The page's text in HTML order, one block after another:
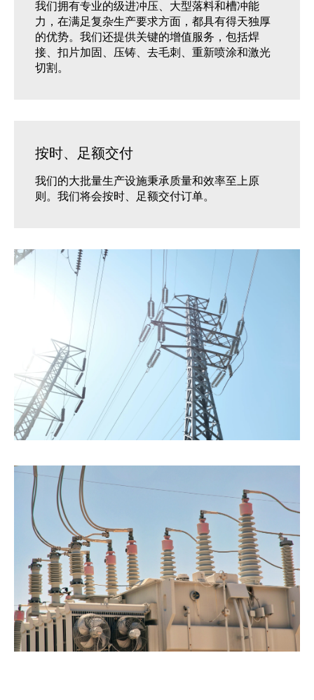
我们拥有专业的级进冲压、大型落料和槽冲能
力，在满足复杂生产要求方面，都具有得天独厚
的优势。我们还提供关键的增值服务，包括焊
接、扣片加固、压铸、去毛刺、重新喷涂和激光
切割。
按时、足额交付
我们的大批量生产设施秉承质量和效率至上原
则。我们将会按时、足额交付订单。